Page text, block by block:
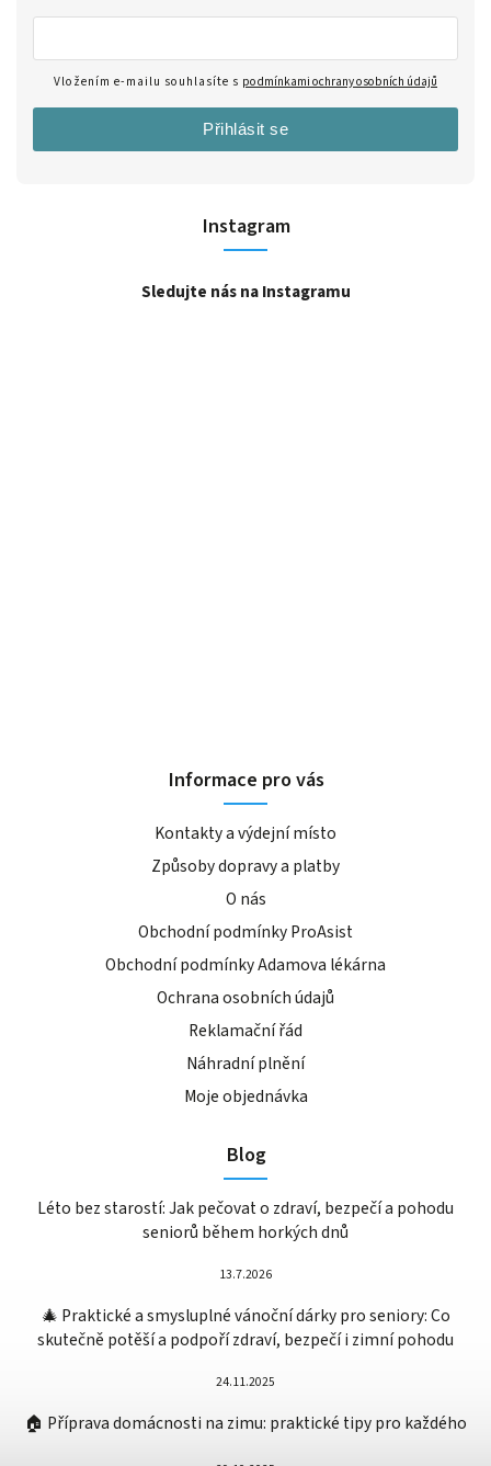
Instagram
Sledujte nás na Instagramu
Informace pro vás
Kontakty a výdejní místo
Způsoby dopravy a platby
O nás
Obchodní podmínky ProAsist
Obchodní podmínky Adamova lékárna
Ochrana osobních údajů
Reklamační řád
Náhradní plnění
Moje objednávka
Vložením e-mailu souhlasíte s podmínkami ochrany osobních údajů
Přihlásit se
Blog
Léto bez starostí: Jak pečovat o zdraví, bezpečí a pohodu
seniorů během horkých dnů
13.7.2026
🎄 Praktické a smysluplné vánoční dárky pro seniory: Co
skutečně potěší a podpoří zdraví, bezpečí i zimní pohodu
24.11.2025
🏠 Příprava domácnosti na zimu: praktické tipy pro každého